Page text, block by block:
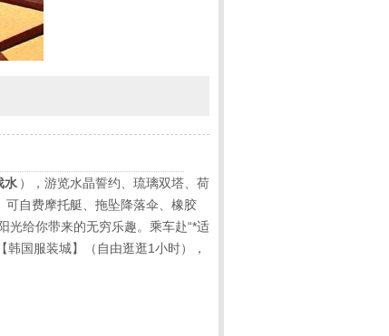
水 ），游览水晶誓约、琉璃双塔、荷
可自费摩托艇、拖坠降落伞、橡胶
光给你带来的无穷乐趣。乘车赴“*适
韩国服装城】（自由逛逛1小时），